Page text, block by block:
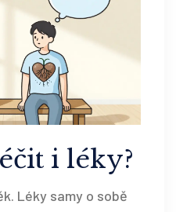
i léky?
Léky samy o sobě